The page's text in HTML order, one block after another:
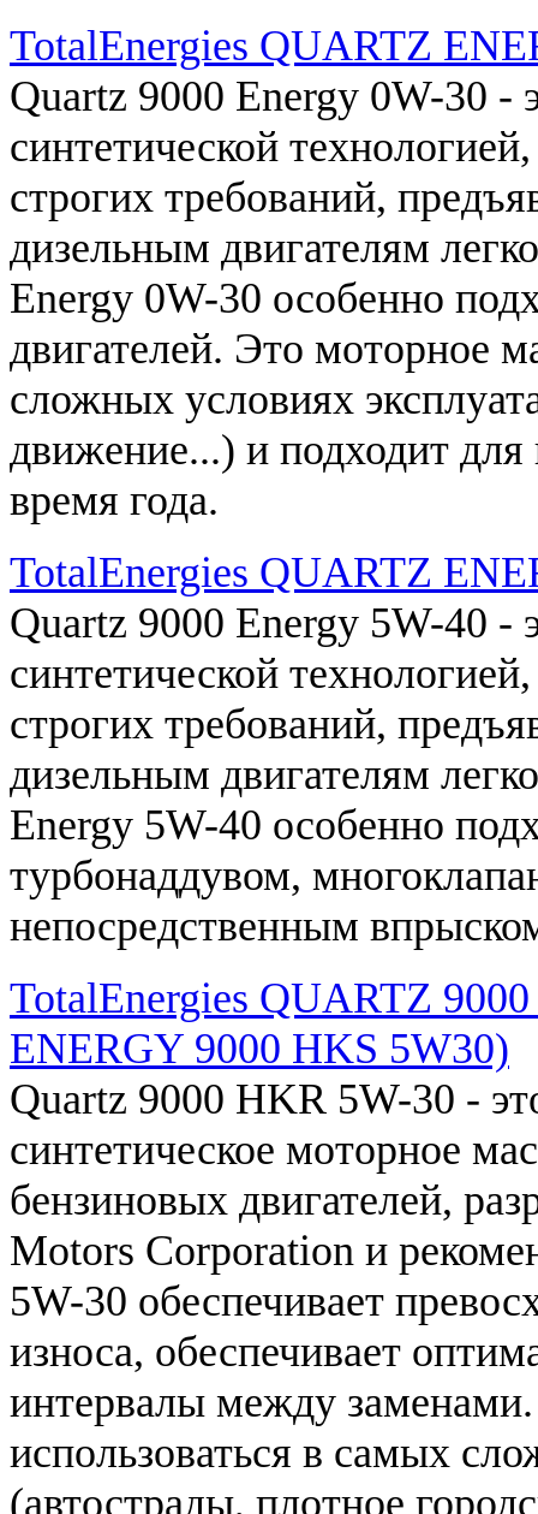
TotalEnergies QUARTZ
Quartz 9000 Energy 0W-30 -
синтетической технологией,
строгих требований,
дизельным двигателям
Energy 0W-30 особенно
двигателей. Это моторное
сложных условиях
движение...) и подходит для
время года.
TotalEnergies QUARTZ
Quartz 9000 Energy 5W-40 -
синтетической технологией,
строгих требований,
дизельным двигателям
Energy 5W-40 особенно
турбонаддувом,
непосредственным
TotalEnergies QUARTZ
ENERGY 9000 HKS 5W30)
Quartz 9000 HKR 5W-30 -
синтетическое моторное
бензиновых двигателей,
Motors Corporation и
5W-30 обеспечивает
износа, обеспечивает
интервалы между заменами.
использоваться в самых
(автострады, плотное